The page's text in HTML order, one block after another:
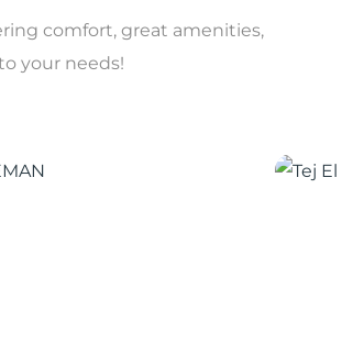
comfort, great amenities,
your needs!